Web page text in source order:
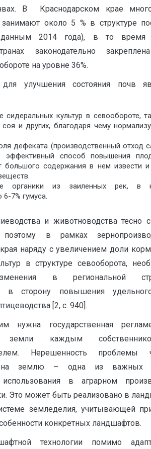
В Краснодарском крае
около 5 % в структуре
2014 года), в то
законодательно
на уровне 36%.
для улучшения состояния почв
сидеральных культур в севообороте,
соя и других, благодаря чему
дефеката (производственный отход
эффективный способ повышения
большого содержания в нем извести
органики из заиленных рек, в
7% гумуса.
и животноводства тесно
в рамках
наряду с увеличением доли
в структуре севооборота,
в региональной
в сторону повышения
[2, c. 940].
нужна государственная
земли каждым
Нерешенность проблемы
на землю – одна из важных
использования в аграрном
Это может быть реализовано в
земледелия, учитывающей
конкретных ландшафтов.
технологии помимо